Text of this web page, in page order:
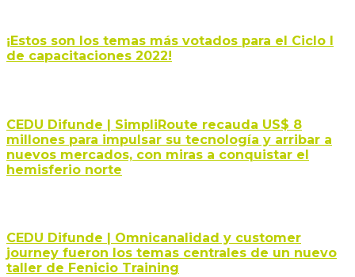
¡Estos son los temas más votados para el Ciclo I
de capacitaciones 2022!
CEDU Difunde | SimpliRoute recauda US$ 8
millones para impulsar su tecnología y arribar a
nuevos mercados, con miras a conquistar el
hemisferio norte
CEDU Difunde | Omnicanalidad y customer
journey fueron los temas centrales de un nuevo
taller de Fenicio Training